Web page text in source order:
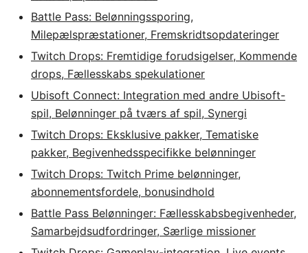
Battle Pass: Belønningssporing,
Milepælspræstationer, Fremskridtsopdateringer
Twitch Drops: Fremtidige forudsigelser, Kommende
drops, Fællesskabs spekulationer
Ubisoft Connect: Integration med andre Ubisoft-
spil, Belønninger på tværs af spil, Synergi
Twitch Drops: Eksklusive pakker, Tematiske
pakker, Begivenhedsspecifikke belønninger
Twitch Drops: Twitch Prime belønninger,
abonnementsfordele, bonusindhold
Battle Pass Belønninger: Fællesskabsbegivenheder,
Samarbejdsudfordringer, Særlige missioner